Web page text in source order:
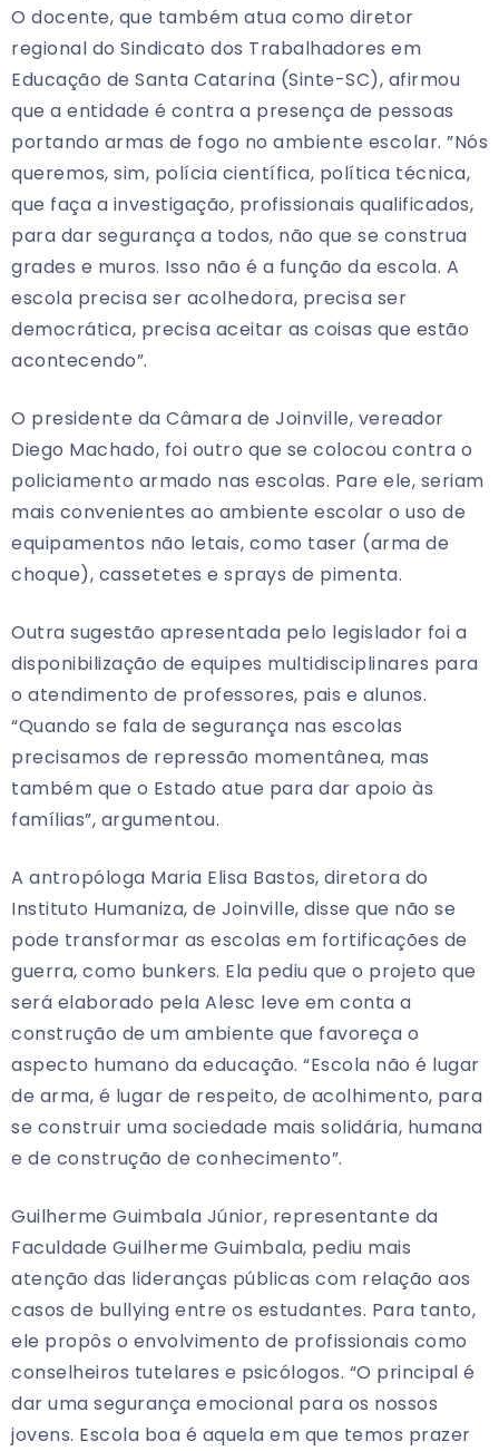
O docente, que também atua como diretor
regional do Sindicato dos Trabalhadores em
Educação de Santa Catarina (Sinte-SC), afirmou
que a entidade é contra a presença de pessoas
portando armas de fogo no ambiente escolar. ”Nós
queremos, sim, polícia científica, política técnica,
que faça a investigação, profissionais qualificados,
para dar segurança a todos, não que se construa
grades e muros. Isso não é a função da escola. A
escola precisa ser acolhedora, precisa ser
democrática, precisa aceitar as coisas que estão
acontecendo”.
O presidente da Câmara de Joinville, vereador
Diego Machado, foi outro que se colocou contra o
policiamento armado nas escolas. Pare ele, seriam
mais convenientes ao ambiente escolar o uso de
equipamentos não letais, como taser (arma de
choque), cassetetes e sprays de pimenta.
Outra sugestão apresentada pelo legislador foi a
disponibilização de equipes multidisciplinares para
o atendimento de professores, pais e alunos.
“Quando se fala de segurança nas escolas
precisamos de repressão momentânea, mas
também que o Estado atue para dar apoio às
famílias”, argumentou.
A antropóloga Maria Elisa Bastos, diretora do
Instituto Humaniza, de Joinville, disse que não se
pode transformar as escolas em fortificações de
guerra, como bunkers. Ela pediu que o projeto que
será elaborado pela Alesc leve em conta a
construção de um ambiente que favoreça o
aspecto humano da educação. “Escola não é lugar
de arma, é lugar de respeito, de acolhimento, para
se construir uma sociedade mais solidária, humana
e de construção de conhecimento”.
Guilherme Guimbala Júnior, representante da
Faculdade Guilherme Guimbala, pediu mais
atenção das lideranças públicas com relação aos
casos de bullying entre os estudantes. Para tanto,
ele propôs o envolvimento de profissionais como
conselheiros tutelares e psicólogos. “O principal é
dar uma segurança emocional para os nossos
jovens. Escola boa é aquela em que temos prazer